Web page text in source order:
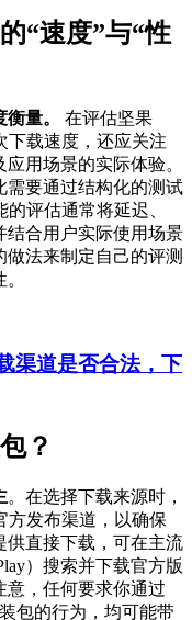
“速度”与“性
量。
在评估坚果
下载速度，还应关注
用场景的实际体验。
需要通过结构化的测试
评估通常将延迟、
结合用户实际使用场景
法来制定自己的评测
渠道是否合法，下
？
。在选择下载来源时，
方发布渠道，以确保
供直接下载，可在主流
）搜索并下载官方版
意，任何要求你通过
包的行为，均可能带